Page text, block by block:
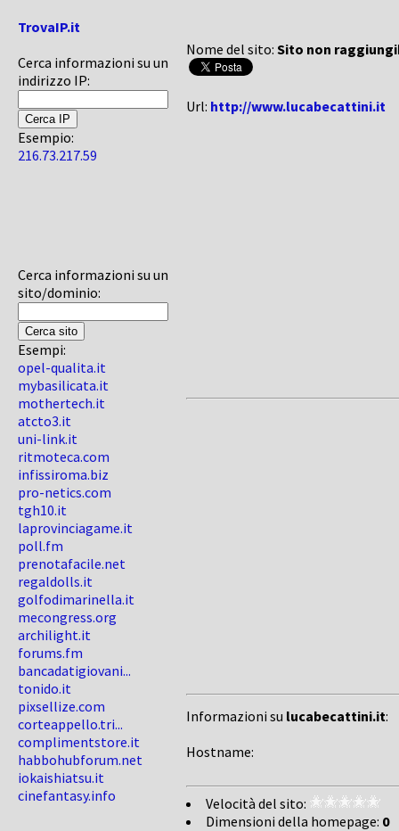
TrovaIP.it
Cerca informazioni su un
indirizzo IP:
Esempio:
216.73.217.59
Cerca informazioni su un
sito/dominio:
Esempi:
opel-qualita.it
mybasilicata.it
mothertech.it
atcto3.it
uni-link.it
ritmoteca.com
infissiroma.biz
pro-netics.com
tgh10.it
laprovinciagame.it
poll.fm
prenotafacile.net
regaldolls.it
golfodimarinella.it
mecongress.org
archilight.it
forums.fm
bancadatigiovani...
tonido.it
pixsellize.com
corteappello.tri...
complimentstore.it
habbohubforum.net
iokaishiatsu.it
cinefantasy.info
Nome del sito: Sito non
Url: http://www.lucabecattini.it
Informazioni su lucabecattini.it:
Hostname:
Velocità del sito:
Dimensioni della homepage: 0